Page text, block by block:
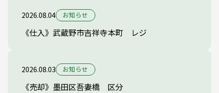
2026.08.04 お知らせ
《仕入》武蔵野市吉祥寺本町 レジ
2026.08.03 お知らせ
《売却》墨田区吾妻橋 区分